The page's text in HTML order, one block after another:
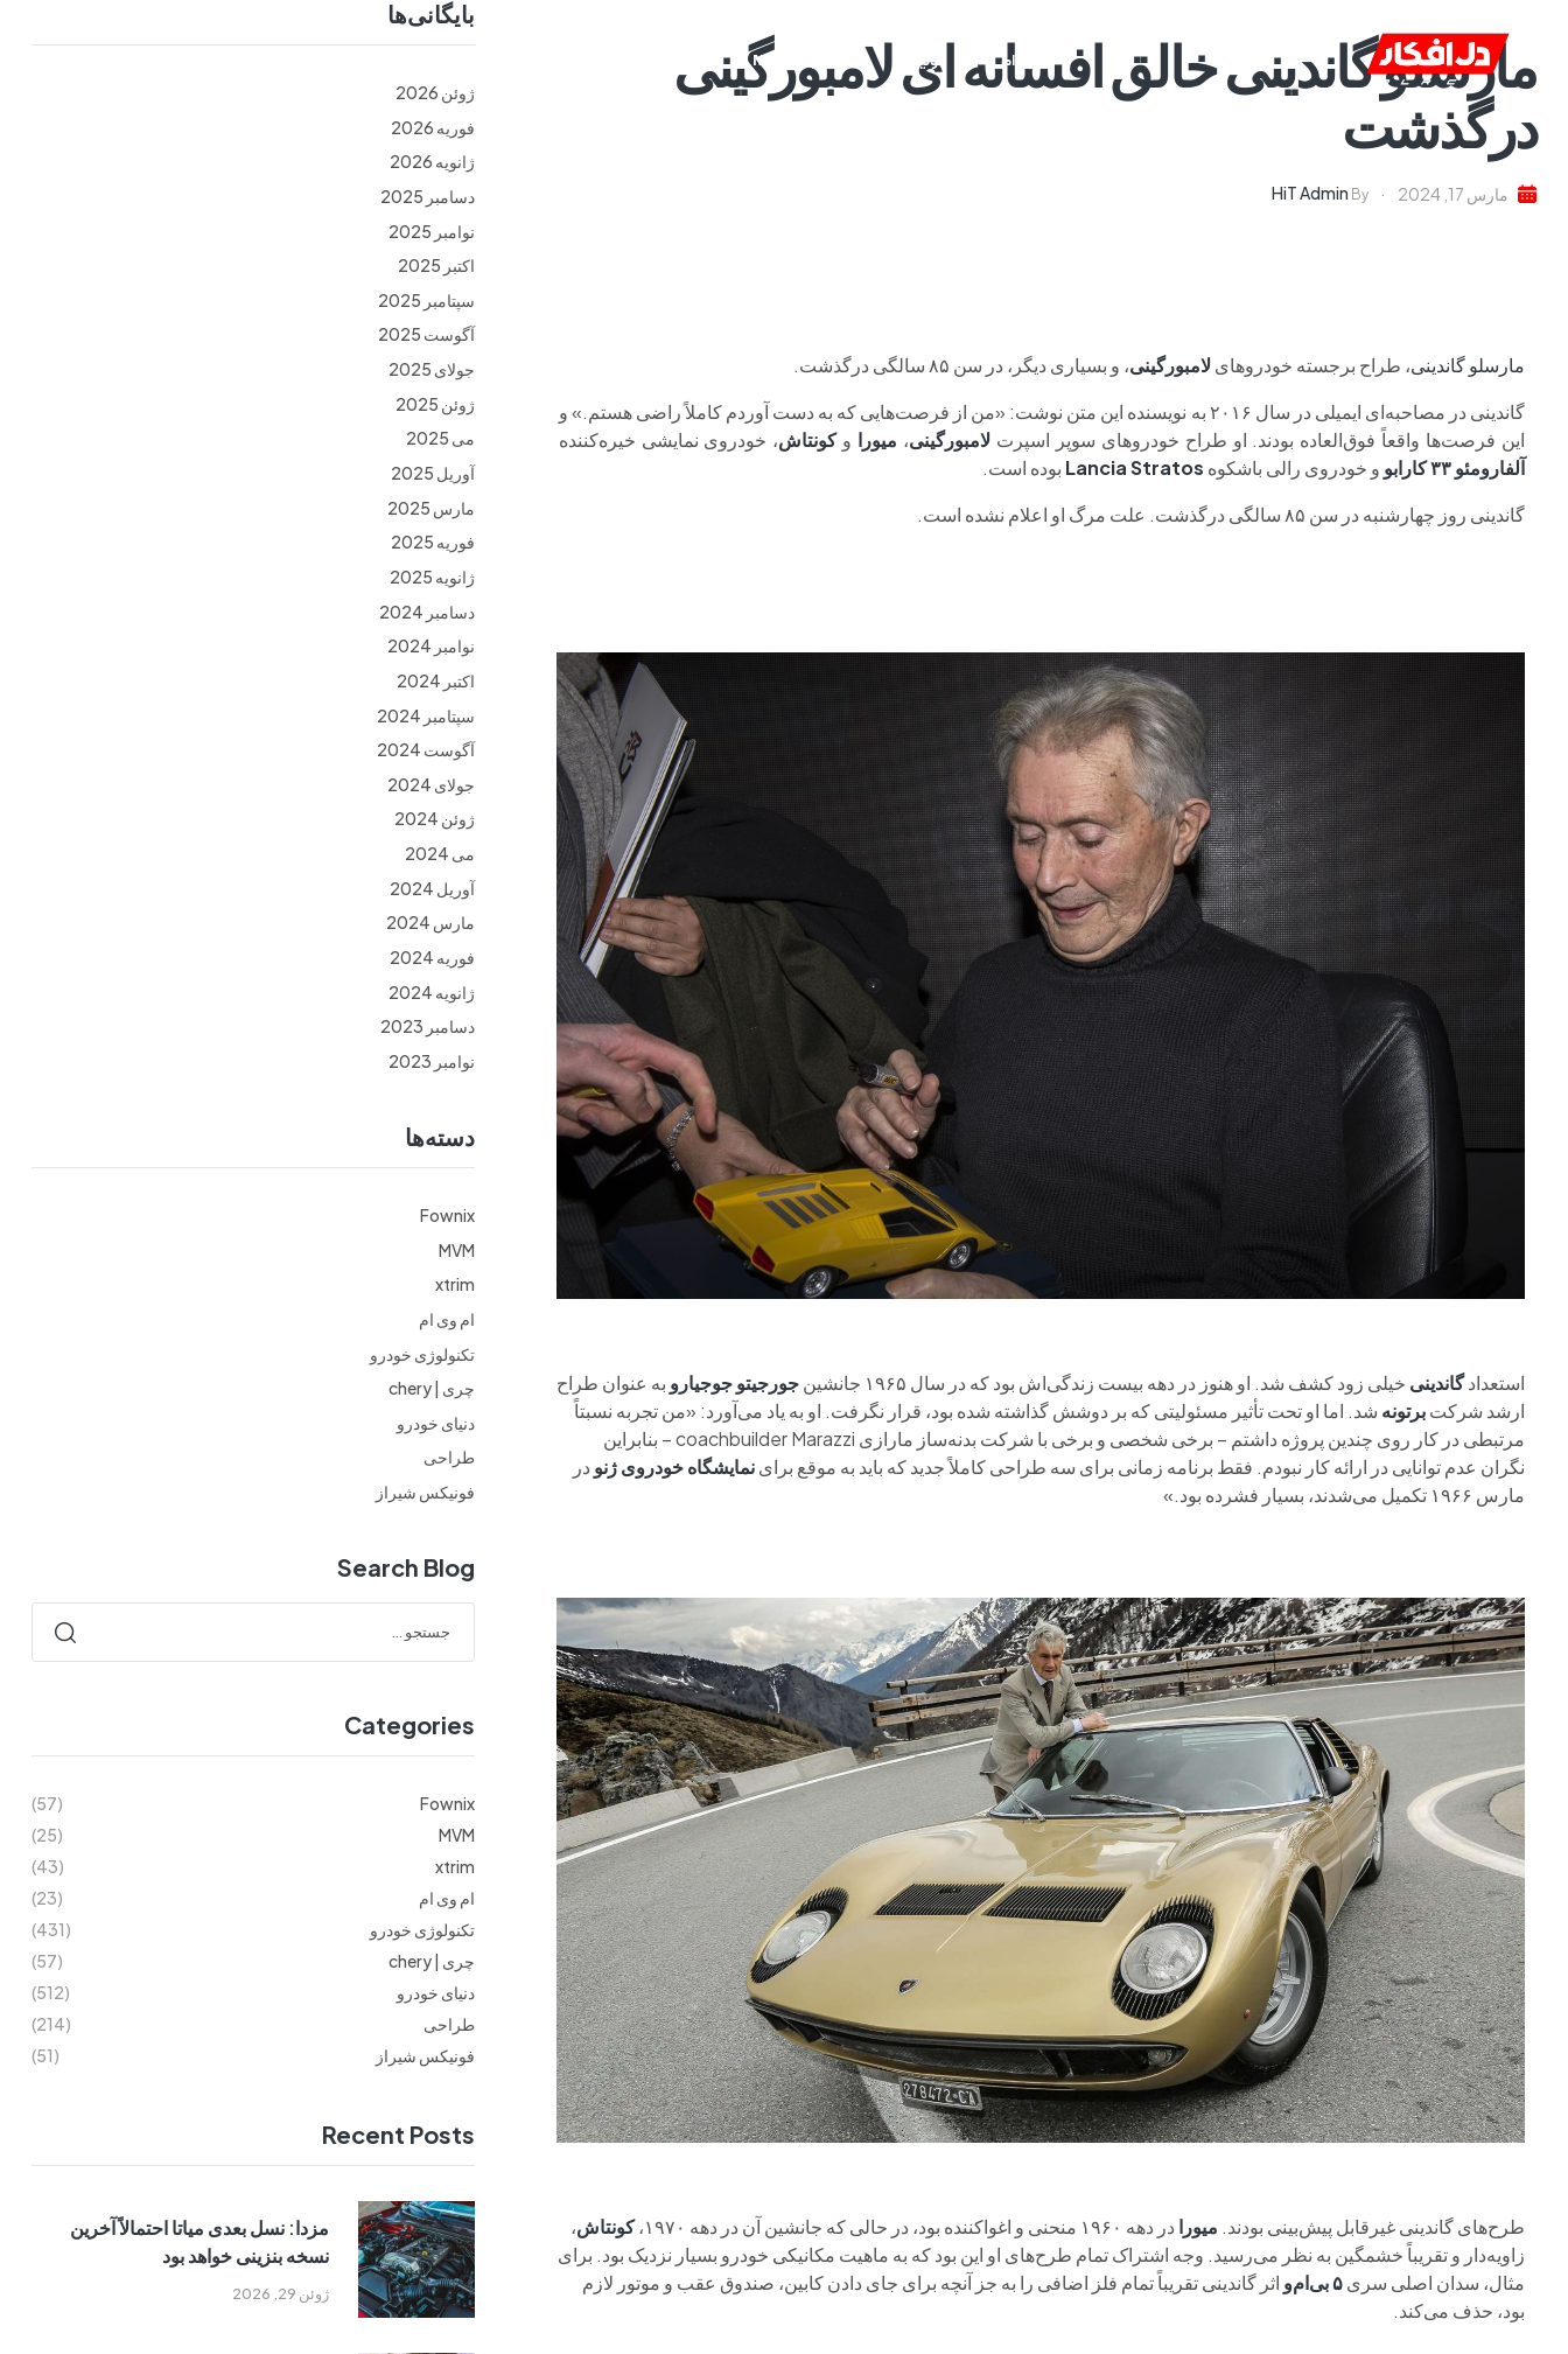
خانه ام وی ام فونیکس فونیکس NEV
مارسلو گاندینی خالق افسانه ای لامبورگینی
درگذشت
مارس 17, 2024 By
HiT Admin
مارسلو گاندینی، طراح برجسته خودروهایلامبورگینی، و بسیاری دیگر، در سن ۸۵ سالگی درگذشت.
گاندینی در مصاحبه‌ای ایمیلی در سال ۲۰۱۶ به نویسنده این متن نوشت: «من از فرصت‌هایی که به دست آوردم کاملاً راضی هستم.» و
این فرصت‌ها واقعاً فوق‌العاده بودند. او طراح خودروهای سوپر اسپرت لامبورگینی، میورا وکونتاش، خودروی نمایشی خیره‌کننده
آلفارومئو ۳۳ کارابو
و خودروی رالی باشکوه Lancia Stratos بوده است.
گاندینی روز چهارشنبه در سن ۸۵ سالگی درگذشت. علت مرگ او اعلام نشده است.
استعدادگاندینی خیلی زود کشف شد. او هنوز در دهه بیست زندگی‌اش بود که در سال ۱۹۶۵ جانشین جورجیتو جوجیارو به عنوان طراح
ارشد شرکتبرتونه شد. اما او تحت تأثیر مسئولیتی که بر دوشش گذاشته شده بود، قرار نگرفت. او به یاد می‌آورد: «من تجربه نسبتاً
مرتبطی در کار روی چندین پروژه داشتم – برخی شخصی و برخی با شرکت بدنه‌ساز مارازی coachbuilder Marazzi – بنابراین
نگران عدم توانایی در ارائه کار نبودم. فقط برنامه زمانی برای سه طراحی کاملاً جدید که باید به موقع براینمایشگاه خودروی ژنو در
مارس ۱۹۶۶ تکمیل می‌شدند، بسیار فشرده بود.»
طرح‌های گاندینی غیرقابل پیش‌بینی بودند. میورا در دهه ۱۹۶۰ منحنی و اغواکننده بود، در حالی که جانشین آن در دهه ۱۹۷۰، کونتاش،
زاویه‌دار و تقریباً خشمگین به نظر می‌رسید. وجه اشتراک تمام طرح‌های او این بود که به ماهیت مکانیکی خودرو بسیار نزدیک بود. برای
مثال، سدان اصلی سری
اثر گاندینی تقریباً تمام فلز اضافی را به جز آنچه برای جای دادن کابین، صندوق عقب و موتور لازم
بود، حذف می‌کند.
بایگانی‌ها
ژوئن 2026
فوریه 2026
ژانویه 2026
دسامبر 2025
نوامبر 2025
اکتبر 2025
سپتامبر 2025
آگوست 2025
جولای 2025
ژوئن 2025
می 2025
آوریل 2025
مارس 2025
فوریه 2025
ژانویه 2025
دسامبر 2024
نوامبر 2024
اکتبر 2024
سپتامبر 2024
آگوست 2024
جولای 2024
ژوئن 2024
می 2024
آوریل 2024
مارس 2024
فوریه 2024
ژانویه 2024
دسامبر 2023
نوامبر 2023
دسته‌ها
Fownix
MVM
xtrim
ام وی ام
تکنولوژی خودرو
چری | chery
دنیای خودرو
طراحی
فونیکس شیراز
Search Blog
Categories
Fownix
(57)
MVM
(25)
xtrim
(43)
ام وی ام
(23)
تکنولوژی خودرو
(431)
چری | chery
(57)
دنیای خودرو
(512)
طراحی
(214)
فونیکس شیراز
(51)
Recent Posts
ژوئن 29, 2026
مزدا: نسل بعدی میاتا احتمالاً آخرین
نسخه بنزینی خواهد بود